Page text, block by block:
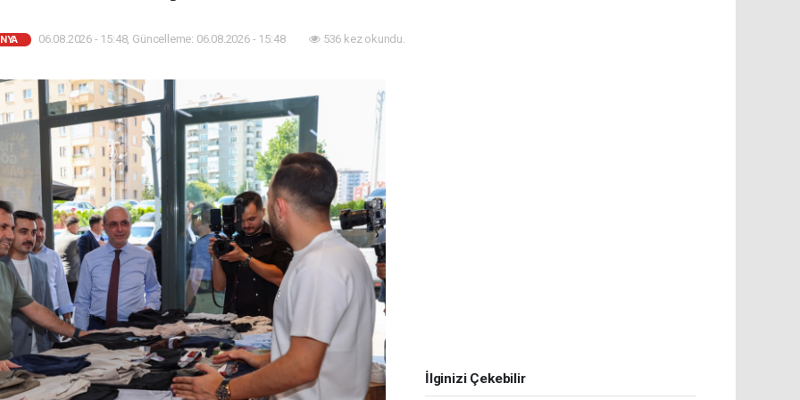
06.08.2026 - 15:48, Güncelleme: 06.08.2026 - 15:48 536 kez okundu.
İlginizi Çekebilir